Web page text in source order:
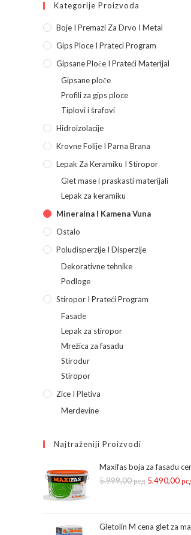
Kategorije Proizvoda
Boje I Premazi Za Drvo I Metal
Gips Ploce I Prateci Program
Gipsane Ploče I Prateći Materijal
Gipsane ploče
Profili za gips ploce
Tiplovi i šrafovi
Hidroizolacije
Krovne Folije I Parna Brana
Lepak Za Keramiku I Stiropor
Glet mase i praskasti materijali
Lepak za keramiku
Mineralna I Kamena Vuna
Ostalo
Poludisperzije I Disperzije
Dekorativne tehnike
Podloge
Stiropor I Prateći Program
Fasade
Lepak za stiropor
Mrežica za fasadu
Stirodur
Stiropor
Zice I Pletiva
Merdevine
Najtraženiji Proizvodi
Maxifas boja za fasadu
5.999,00рсд Оригинална
била:
5.490,00
Gletolin M cena glet za